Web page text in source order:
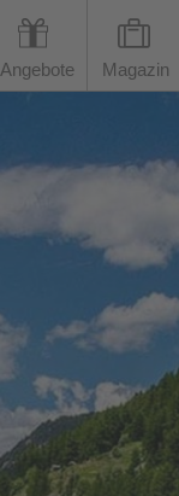
Angebote Magazin